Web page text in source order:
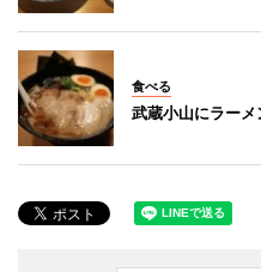
食べる
武蔵小山にラーメ